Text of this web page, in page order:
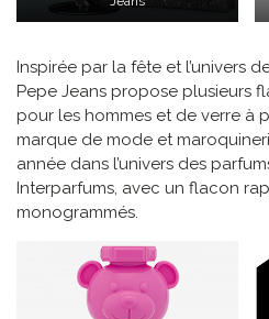
Inspirée par la fête et l’univers
Pepe Jeans propose plusieurs
pour les hommes et de verre à
marque de mode et
année dans l’univers des
Interparfums, avec un flacon
monogrammés.